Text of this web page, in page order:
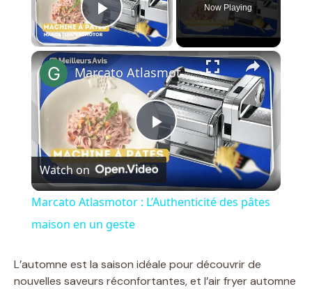
Play Video
Now Playing
×
P
l
y
Marcato Atlasmotor : L’Authenticité des pâtes maison en un geste
Watch on
Marcato Atlasmotor : L’Authenticité des pâtes
maison en un geste
L’automne est la saison idéale pour découvrir de
nouvelles saveurs réconfortantes, et l’air fryer automne